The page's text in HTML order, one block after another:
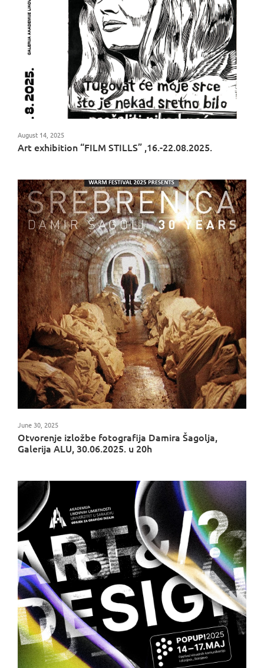
Art exhibition “FILM STILLS” ,16.-22.08.2025.
August 14, 2025
Otvorenje izložbe fotografija Damira Šagolja,
Galerija ALU, 30.06.2025. u 20h
June 30, 2025